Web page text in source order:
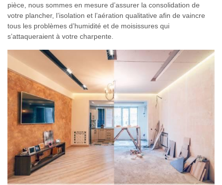
pièce, nous sommes en mesure d’assurer la consolidation de
votre plancher, l’isolation et l’aération qualitative afin de vaincre
tous les problèmes d’humidité et de moisissures qui
s’attaqueraient à votre charpente.